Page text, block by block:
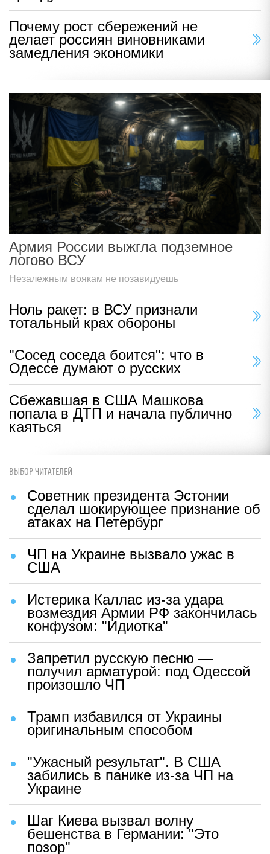
Почему рост сбережений не
делает россиян виновниками
замедления экономики
Армия России выжгла подземное
логово ВСУ
Незалежным воякам не позавидуешь
Ноль ракет: в ВСУ признали
тотальный крах обороны
"Сосед соседа боится": что в
Одессе думают о русских
Сбежавшая в США Машкова
попала в ДТП и начала публично
каяться
ВЫБОР ЧИТАТЕЛЕЙ
Советник президента Эстонии
сделал шокирующее признание об
атаках на Петербург
ЧП на Украине вызвало ужас в
США
Истерика Каллас из-за удара
возмездия Армии РФ закончилась
конфузом: "Идиотка"
Запретил русскую песню —
получил арматурой: под Одессой
произошло ЧП
Трамп избавился от Украины
оригинальным способом
"Ужасный результат". В США
забились в панике из-за ЧП на
Украине
Шаг Киева вызвал волну
бешенства в Германии: "Это
позор"